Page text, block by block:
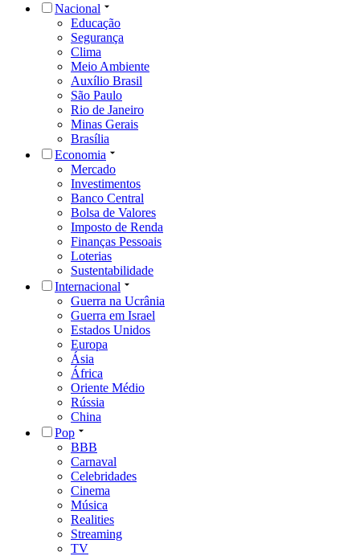
Nacional
Educação
Segurança
Clima
Meio Ambiente
Auxílio Brasil
São Paulo
Rio de Janeiro
Minas Gerais
Brasília
Economia
Mercado
Investimentos
Banco Central
Bolsa de Valores
Imposto de Renda
Finanças Pessoais
Loterias
Sustentabilidade
Internacional
Guerra na Ucrânia
Guerra em Israel
Estados Unidos
Europa
Ásia
África
Oriente Médio
Rússia
China
Pop
BBB
Carnaval
Celebridades
Cinema
Música
Realities
Streaming
TV